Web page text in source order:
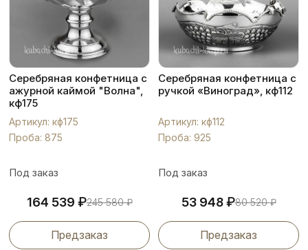
Серебряная конфетница с
ажурной каймой "Волна",
кф175
Артикул: кф175
Проба: 875
Под заказ
164 539 ₽245 580₽
Предзаказ
Серебряная конфетница с
ручкой «Виноград», кф112
Артикул: кф112
Проба: 925
Под заказ
53 948₽80 520₽
Предзаказ